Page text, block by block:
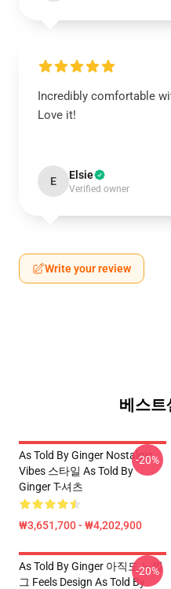
Incredibly comfortable
Love it!
E Elsie
Verified owner
Write your review
베스트
As Told By Ginger Nostalgic
Vibes 스타일 As Told By
Ginger T-셔츠
₩3,651,700 - ₩4,202,900
-20%
As Told By Ginger 아직도 느낌
그 Feels Design As Told By
-20%